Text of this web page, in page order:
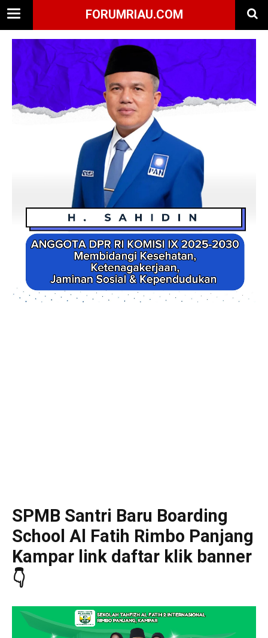
FORUMRIAU.COM
SPMB Santri Baru Boarding
School Al Fatih Rimbo Panjang
Kampar link daftar klik banner
👇